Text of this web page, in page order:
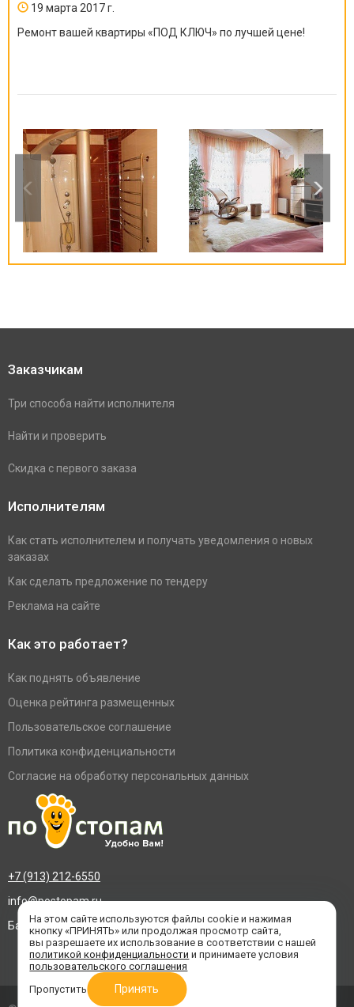
19 марта 2017 г.
Ремонт вашей квартиры «ПОД КЛЮЧ» по лучшей цене!
Заказчикам
Три способа найти исполнителя
Найти и проверить
Скидка с первого заказа
Исполнителям
Как стать исполнителем и получать уведомления о новых
заказах
Как сделать предложение по тендеру
Реклама на сайте
Как это работает?
Как поднять объявление
Оценка рейтинга размещенных
Пользовательское соглашение
Политика конфиденциальности
Согласие на обработку персональных данных
+7 (913) 212-6550
info@postopam.ru
Барнаул, пр. Социалистический 109, оф.455
На этом сайте используются файлы cookie и нажимая
кнопку «ПРИНЯТЬ» или продолжая просмотр сайта,
вы разрешаете их использование в соответствии с нашей
политикой конфиденциальности и принимаете условия
пользовательского соглашения
Пропустить
Принять